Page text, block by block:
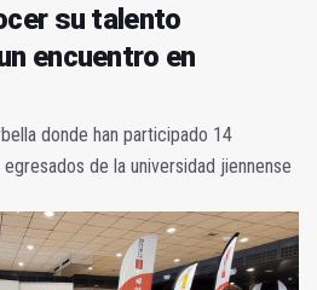
su talento
encuentro en
donde han participado 14
de la universidad jiennense